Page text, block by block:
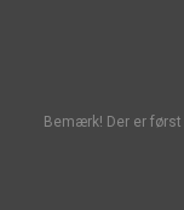
Bemærk! Der er